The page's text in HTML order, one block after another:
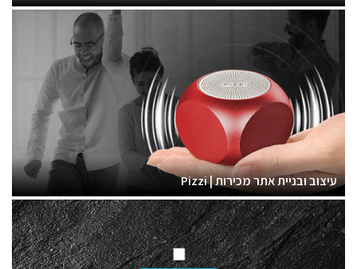
עיצוב ובניית אתר מכירות | Pizzi